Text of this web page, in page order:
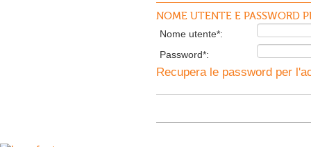
NOME UTENTE E PASSWORD
Nome utente*:
Password*:
Recupera le password per